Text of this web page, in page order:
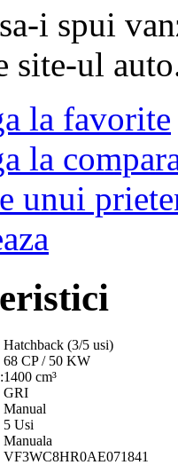
i spui
site-ul
la favorite
la
unui
Hatchback (3/5 usi)
68 CP / 50 KW
1400 cm³
GRI
Manual
5 Usi
Manuala
VF3WC8HR0AE071841